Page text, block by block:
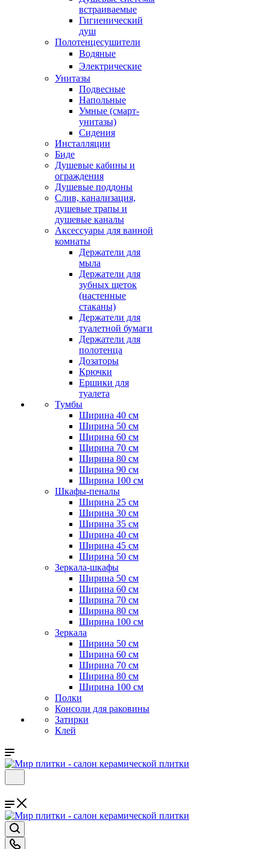
встраиваемые
Гигиенический
душ
Полотенцесушители
ㅤВодяные
ㅤЭлектрические
Унитазы
Подвесные
Напольные
Умные (смарт-
унитазы)
Сидения
Инсталляции
Биде
Душевые кабины и
ограждения
Душевые поддоны
Слив, канализация,
душевые трапы и
душевые каналы
Аксессуары для ванной
комнаты
Держатели для
мыла
Держатели для
зубных щеток
(настенные
стаканы)
Держатели для
туалетной бумаги
Держатели для
полотенца
Дозаторы
Крючки
Ершики для
туалета
Тумбы
Ширина 40 см
Ширина 50 см
Ширина 60 см
Ширина 70 см
Ширина 80 см
Ширина 90 см
Ширина 100 см
Шкафы-пеналы
Ширина 25 см
Ширина 30 см
Ширина 35 см
Ширина 40 см
Ширина 45 см
Ширина 50 см
Зеркала-шкафы
Ширина 50 см
Ширина 60 см
Ширина 70 см
Ширина 80 см
Ширина 100 см
Зеркала
Ширина 50 см
Ширина 60 см
Ширина 70 см
Ширина 80 см
Ширина 100 см
Полки
Консоли для раковины
Затирки
Клей